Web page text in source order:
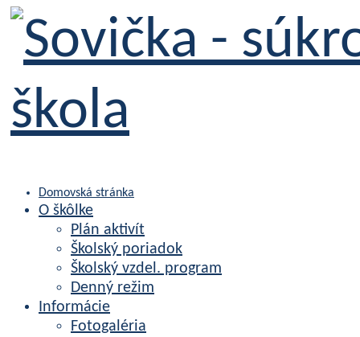
Domovská stránka
O škôlke
Plán aktivít
Školský poriadok
Školský vzdel. program
Denný režim
Informácie
Fotogaléria